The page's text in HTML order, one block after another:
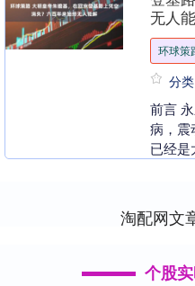
无人
环球策
分
前言
病，震
已经是
淘配网文
个股